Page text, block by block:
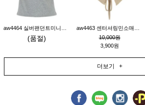
(품절)
10,000원
3,900원
더보기 +